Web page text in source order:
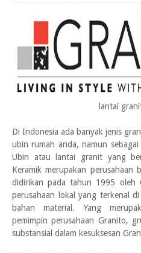
lantai
Di Indonesia ada banyak jenis
ubin rumah anda, namun
Ubin atau lantai granit yang
Keramik merupakan perusahaan
didirikan pada tahun 1995 oleh
perusahaan lokal yang terkenal
bahan material. Yang
pemimpin perusahaan Granito,
substansial dalam kesuksesan